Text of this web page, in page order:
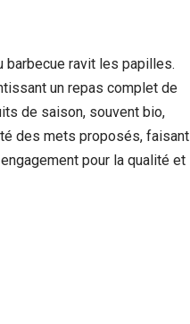
barbecue ravit les papilles.
un repas complet de
de saison, souvent bio,
des mets proposés, faisant
pour la qualité et